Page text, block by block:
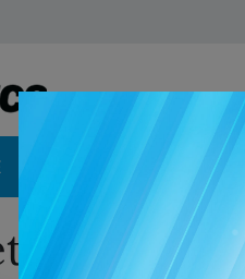
CATALOGO
della